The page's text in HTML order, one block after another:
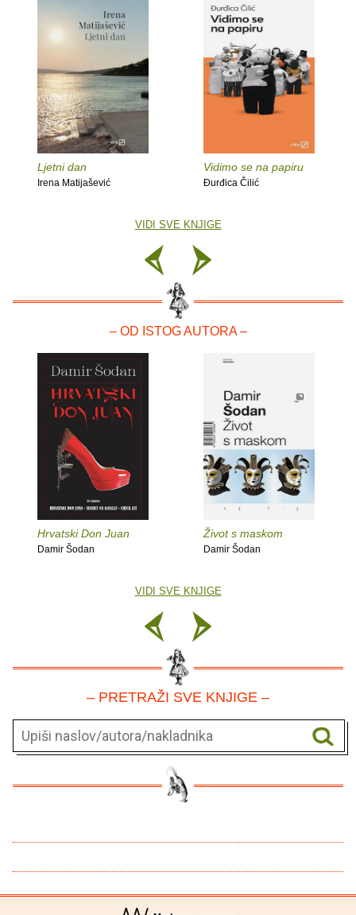
Ljetni dan
Irena Matijašević
Vidimo se na papiru
Đurđica Čilić
VIDI SVE KNJIGE
– OD ISTOG AUTORA –
Hrvatski Don Juan
Damir Šodan
Život s maskom
Damir Šodan
VIDI SVE KNJIGE
– PRETRAŽI SVE KNJIGE –